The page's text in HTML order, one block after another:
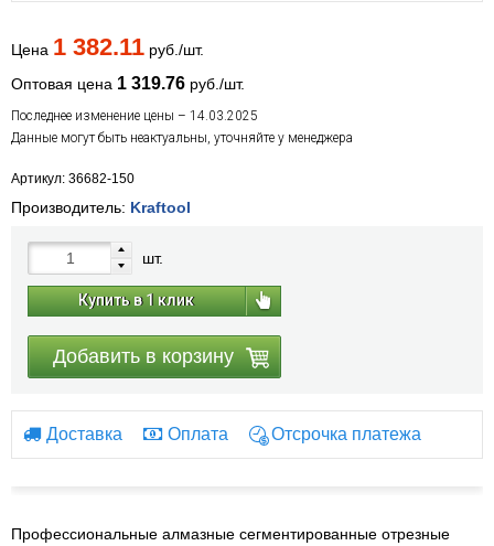
Цена 1 382.11 руб./шт.
Оптовая цена 1 319.76 руб./шт.
Последнее изменение цены – 14.03.2025
Данные могут быть неактуальны, уточняйте у менеджера
Артикул: 36682-150
Производитель: Kraftool
шт.
Купить в 1 клик
Добавить в корзину
Доставка Оплата Отсрочка платежа
Профессиональные алмазные сегментированные отрезные